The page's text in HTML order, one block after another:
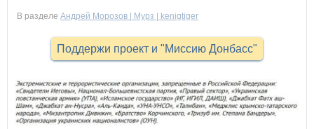
В разделе Андрей Морозов | Мурз | kenigtiger
Поддержи проект и "Миссию Донбасс"